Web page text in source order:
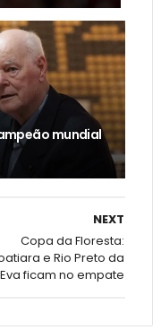
mundial
NEXT
Copa da Floresta:
e Rio Preto da
Eva ficam no empate